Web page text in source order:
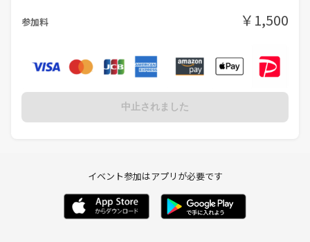
参加料 ￥1,500
中止されました
イベント参加はアプリが必要です